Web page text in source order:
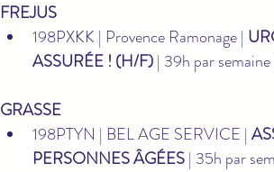
FREJUS
198PXKK | Provence Ramonage |
ASSURÉE ! (H/F) | 39h par
GRASSE
198PTYN | BEL AGE SERVICE |
PERSONNES ÂGÉES | 35h par